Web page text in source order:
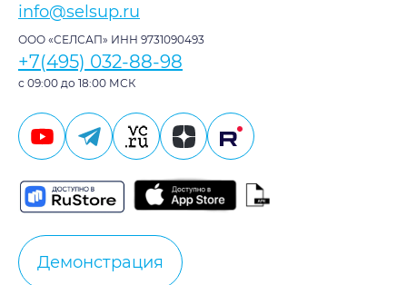
info@selsup.ru
ООО «СЕЛСАП» ИНН 9731090493
+7(495) 032-88-98
с 09:00 до 18:00 МСК
Демонстрация